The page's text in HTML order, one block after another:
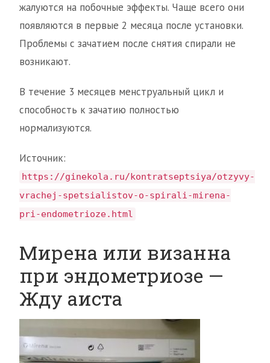
жалуются на побочные эффекты. Чаще всего они
появляются в первые 2 месяца после установки.
Проблемы с зачатием после снятия спирали не
возникают.
В течение 3 месяцев менструальный цикл и
способность к зачатию полностью
нормализуются.
Источник:
https://ginekola.ru/kontratseptsiya/otzyvy-
vrachej-spetsialistov-o-spirali-mirena-
pri-endometrioze.html
Мирена или визанна
при эндометриозе —
Жду аиста